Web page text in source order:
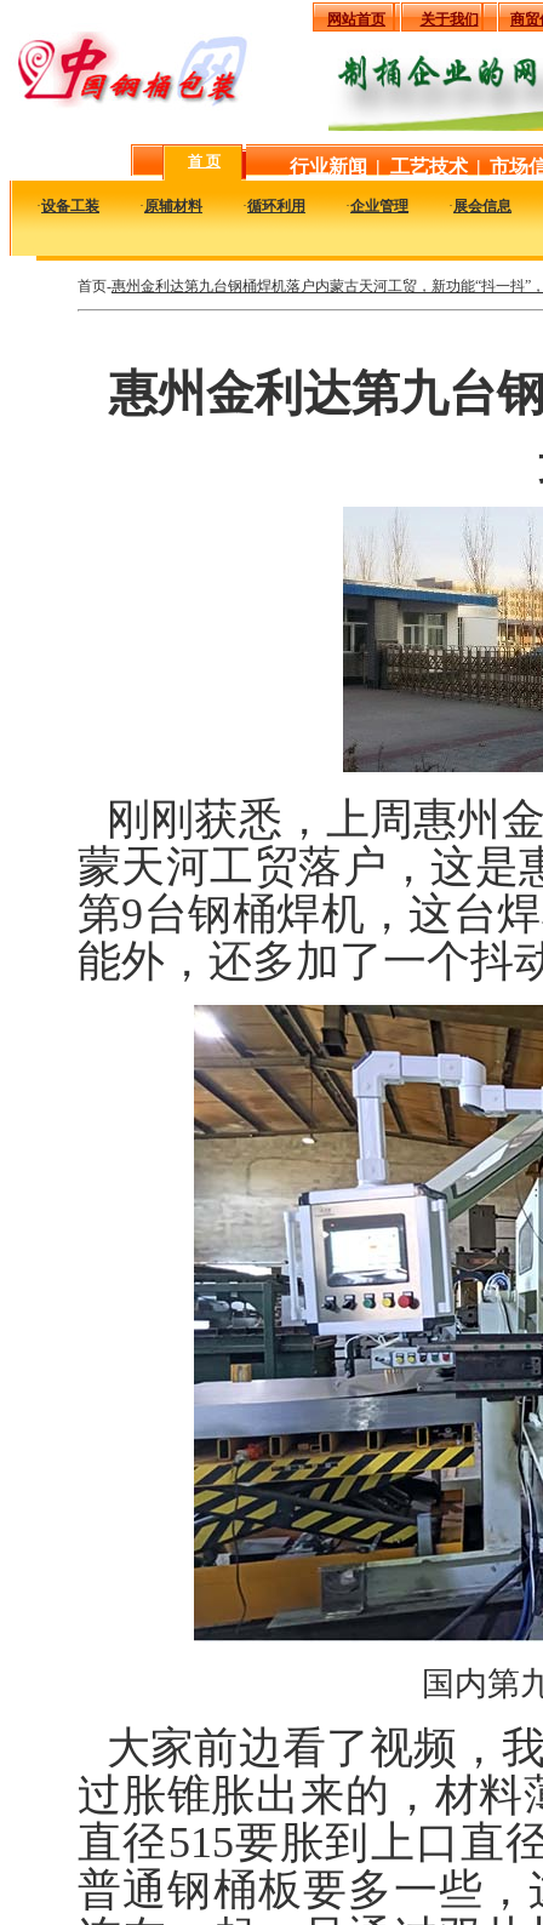
网站首页 关于我们 商贸
首 页 行业新闻 | 工艺技术 | 市场
·设备工装 ·原辅材料 ·循环利用 ·企业管理 ·展会信息
首页-惠州金利达第九台钢桶焊机落户内蒙古天河工贸，新功能“抖一抖”
惠州金利达第九台
刚刚获悉，上周惠州
蒙天河工贸落户，这是
第9台钢桶焊机，这台
能外，还多加了一个抖
国内第
大家前边看了视频，
过胀锥胀出来的，材料
直径515要胀到上口直
普通钢桶板要多一些